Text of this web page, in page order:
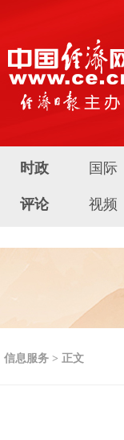
时政 国际
评论 视频
信息服务 > 正文